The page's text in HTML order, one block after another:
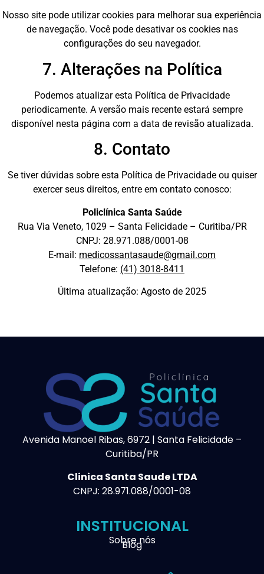
Nosso site pode utilizar cookies para melhorar sua experiência
de navegação. Você pode desativar os cookies nas
configurações do seu navegador.
7. Alterações na Política
Podemos atualizar esta Política de Privacidade
periodicamente. A versão mais recente estará sempre
disponível nesta página com a data de revisão atualizada.
8. Contato
Se tiver dúvidas sobre esta Política de Privacidade ou quiser
exercer seus direitos, entre em contato conosco:
Policlínica Santa Saúde
Rua Via Veneto, 1029 – Santa Felicidade – Curitiba/PR
CNPJ: 28.971.088/0001-08
E-mail: medicossantasaude@gmail.com
Telefone: (41) 3018-8411
Última atualização: Agosto de 2025
Avenida Manoel Ribas, 6972 | Santa Felicidade –
Curitiba/PR
Clinica Santa Saude LTDA
CNPJ: 28.971.088/0001-08
INSTITUCIONAL
Sobre nós
Blog